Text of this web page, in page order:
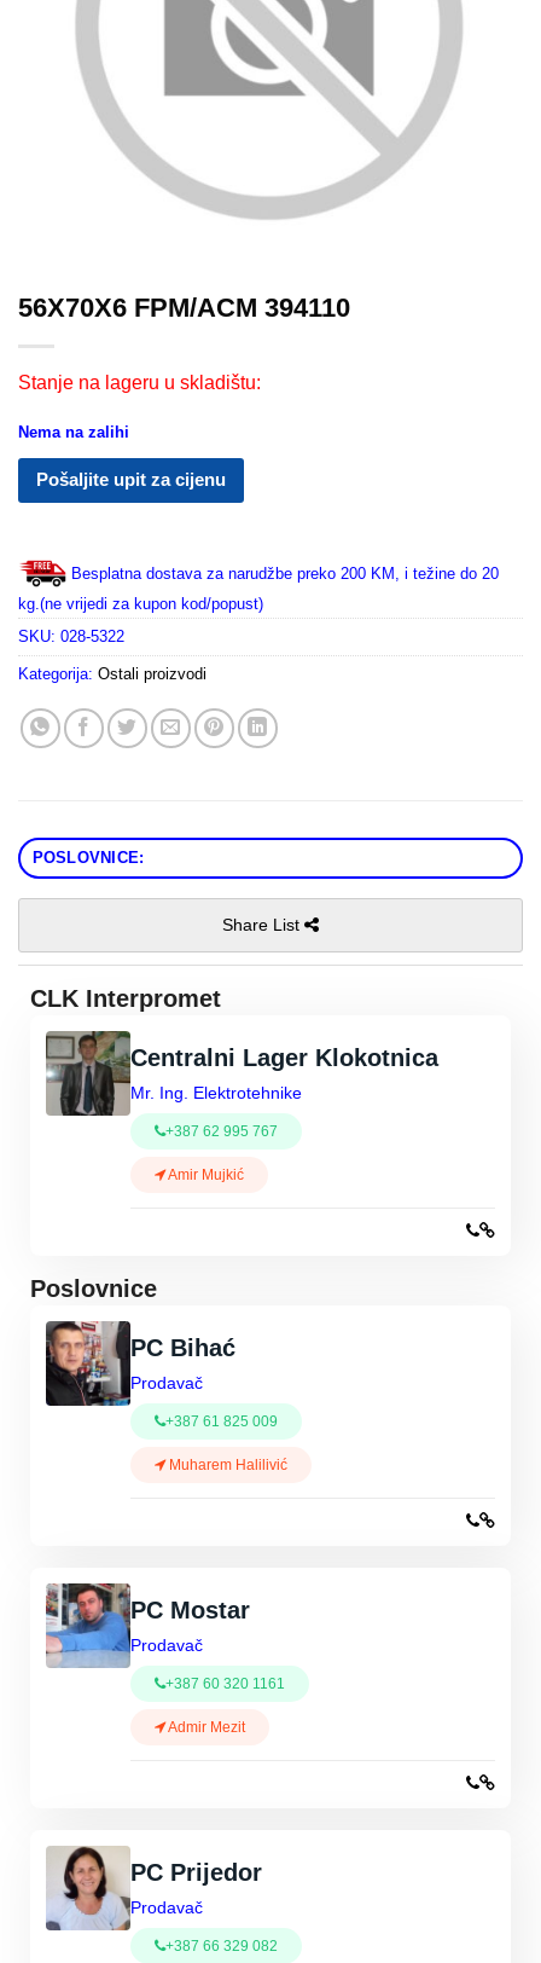
56X70X6 FPM/ACM 394110
Stanje na lageru u skladištu:
Nema na zalihi
Pošaljite upit za cijenu
Besplatna dostava za narudžbe preko 200 KM, i težine do 20
kg.(ne vrijedi za kupon kod/popust)
SKU: 028-5322
Kategorija: Ostali proizvodi
POSLOVNICE:
Share List
CLK Interpromet
Centralni Lager Klokotnica
Mr. Ing. Elektrotehnike
+387 62 995 767
Amir Mujkić
Poslovnice
PC Bihać
Prodavač
+387 61 825 009
Muharem Halilivić
PC Mostar
Prodavač
+387 60 320 1161
Admir Mezit
PC Prijedor
Prodavač
+387 66 329 082